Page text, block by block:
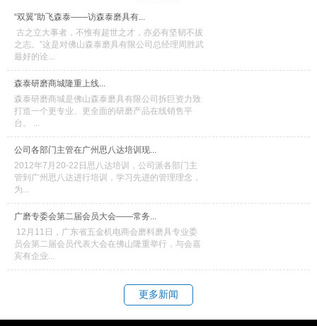
“双翼”助飞森泰——访森泰磨具有...
古之立大事者，不惟有超世之才，亦必有坚韧不拔
之志。”这是对佛山森泰磨具有限公司总经理周胜武
最好的诠...
森泰研磨商城隆重上线...
森泰研磨商城是佛山森泰磨具有限公司拆巨资力致
打造一个更专业、更全面的研磨产品在线销售平
台。 ...
公司各部门主管在广州思八达培训现...
2012年7月20-22日思八达培训，公司派各部门主
管到广州思八达进行培训，学习先进的管理理念，
为...
广磨专委会第二届会员大会——常务...
12月11日，广东省五金机电商会磨料磨具专业委
员会第二届会员代表大会在佛山隆重举行，与会嘉
宾有企业...
更多新闻